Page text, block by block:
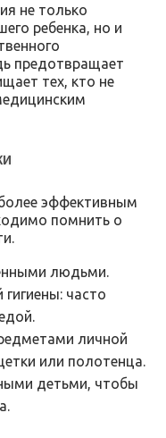
не только
ребенка, но и
предотвращает
тех, кто не
эффективным
помнить о
людьми.
часто
личной
или полотенца.
детьми, чтобы